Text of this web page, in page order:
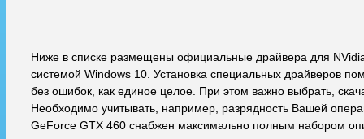
Ниже в списке размещены официальные драйвера для
системой Windows 10. Установка специальных драйверов
без ошибок, как единое целое. При этом важно выбрать,
Необходимо учитывать, например, разрядность Вашей
GeForce GTX 460 снабжен максимально полным набором